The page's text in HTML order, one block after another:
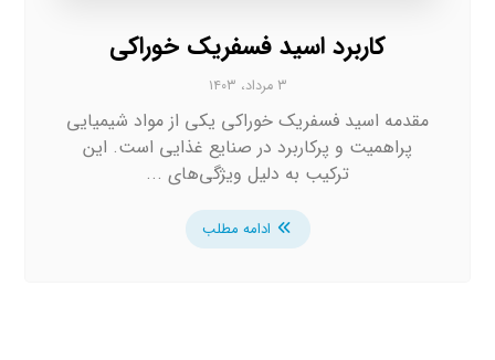
کاربرد اسید فسفریک خوراکی
۳ مرداد، ۱۴۰۳
مقدمه اسید فسفریک خوراکی یکی از مواد شیمیایی
پراهمیت و پرکاربرد در صنایع غذایی است. این
ترکیب به دلیل ویژگی‌های ...
ادامه مطلب